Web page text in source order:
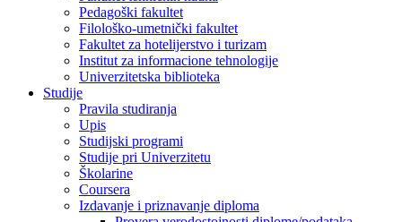
Pedagoški fakultet
Filološko-umetnički fakultet
Fakultet za hotelijerstvo i turizam
Institut za informacione tehnologije
Univerzitetska biblioteka
Studije
Pravila studiranja
Upis
Studijski programi
Studije pri Univerzitetu
Školarine
Coursera
Izdavanje i priznavanje diploma